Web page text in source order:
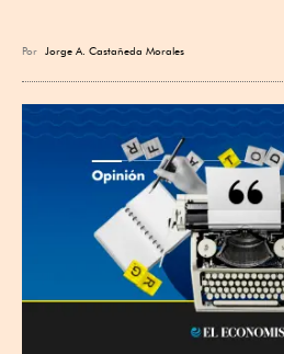
Por Jorge A. Castañeda Morales